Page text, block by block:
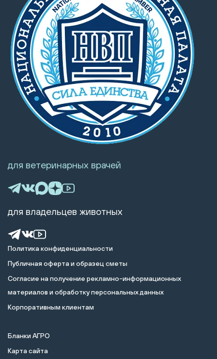
Политика конфиденциальности
Публичная оферта и образец сметы
Cогласие на получение рекламно-информационных
материалов и обработку персональных данных
Корпоративным клиентам
Бланки АГРО
Карта сайта
для ветеринарных врачей
для владельцев животных